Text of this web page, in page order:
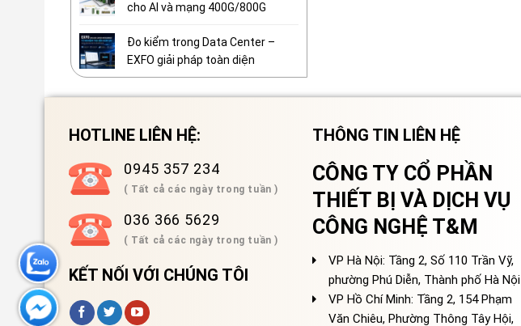
cho AI và mạng 400G/800G
Đo kiểm trong Data Center –
EXFO giải pháp toàn diện
HOTLINE LIÊN HỆ:
0945 357 234
( Tất cả các ngày trong tuần )
036 366 5629
( Tất cả các ngày trong tuần )
KẾT NỐI VỚI CHÚNG TÔI
THÔNG TIN LIÊN HỆ
CÔNG TY CỔ PHẦN
THIẾT BỊ VÀ DỊCH VỤ
CÔNG NGHỆ T&M
VP Hà Nội: Tầng 2, Số 110 Trần Vỹ,
phường Phú Diễn, Thành phố Hà Nội
VP Hồ Chí Minh: Tầng 2, 154 Phạm
Văn Chiêu, Phường Thông Tây Hội,